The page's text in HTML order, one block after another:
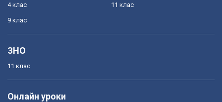
4 клас
9 клас
11 клас
ЗНО
11 клас
Онлайн уроки